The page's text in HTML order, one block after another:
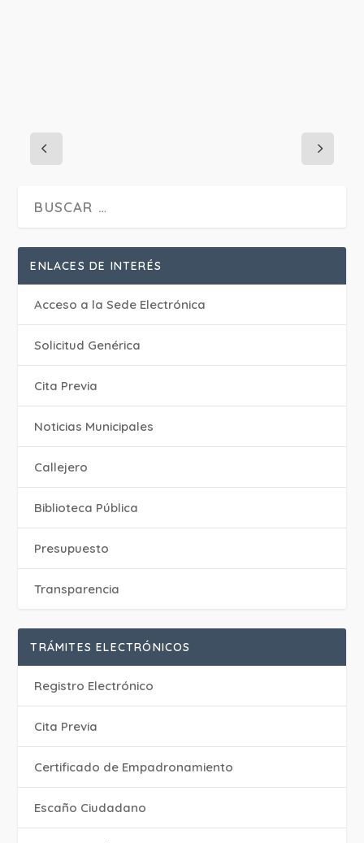
ENLACES DE INTERÉS
Acceso a la Sede Electrónica
Solicitud Genérica
Cita Previa
‎Noticias Municipales
Callejero
Biblioteca Pública
Presupuesto
Transparencia
TRÁMITES ELECTRÓNICOS
Registro Electrónico
Cita Previa
Certificado de Empadronamiento
Escaño Ciudadano